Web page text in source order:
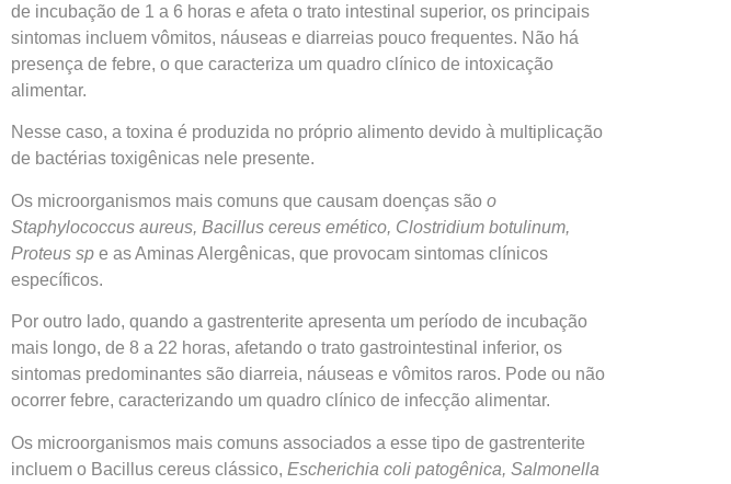
de incubação de 1 a 6 horas e afeta o trato intestinal superior, os principais
sintomas incluem vômitos, náuseas e diarreias pouco frequentes. Não há
presença de febre, o que caracteriza um quadro clínico de intoxicação
alimentar.
Nesse caso, a toxina é produzida no próprio alimento devido à multiplicação
de bactérias toxigênicas nele presente.
Os microorganismos mais comuns que causam doenças são o
Staphylococcus aureus, Bacillus cereus emético, Clostridium botulinum,
Proteus sp e as Aminas Alergênicas, que provocam sintomas clínicos
específicos.
Por outro lado, quando a gastrenterite apresenta um período de incubação
mais longo, de 8 a 22 horas, afetando o trato gastrointestinal inferior, os
sintomas predominantes são diarreia, náuseas e vômitos raros. Pode ou não
ocorrer febre, caracterizando um quadro clínico de infecção alimentar.
Os microorganismos mais comuns associados a esse tipo de gastrenterite
incluem o Bacillus cereus clássico, Escherichia coli patogênica, Salmonella